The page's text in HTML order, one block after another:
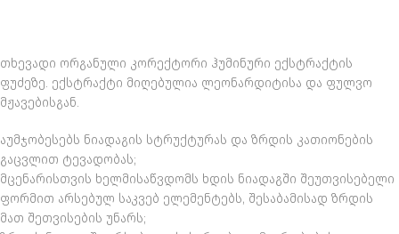
თხევადი ორგანული კორექტორი ჰუმინური ექსტრაქტის
ფუძეზე. ექსტრაქტი მიღებულია ლეონარდიტისა და ფულვო
მჟავებისგან.
აუმჯობესებს ნიადაგის სტრუქტურას და ზრდის კათიონების
გაცვლით ტევადობას;
მცენარისთვის ხელმისაწვდომს ხდის ნიადაგში შეუთვისებელი
ფორმით არსებულ საკვებ ელემენტებს, შესაბამისად ზრდის
მათ შეთვისების უნარს;